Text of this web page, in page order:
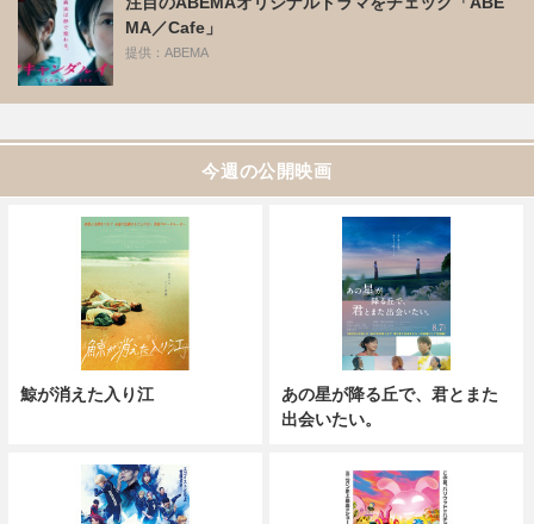
MA／Cafe」
提供：ABEMA
今週の公開映画
鯨が消えた入り江
あの星が降る丘で、君とまた
出会いたい。